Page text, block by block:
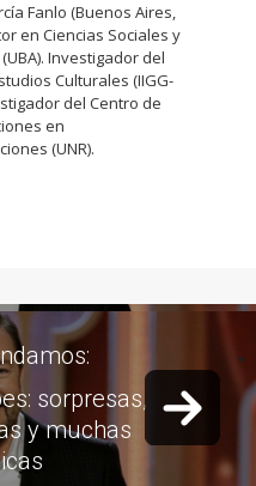
Fanlo (Buenos Aires,
en Ciencias Sociales y
Investigador del
Culturales (IIGG-
del Centro de
en
(UNR).
de las